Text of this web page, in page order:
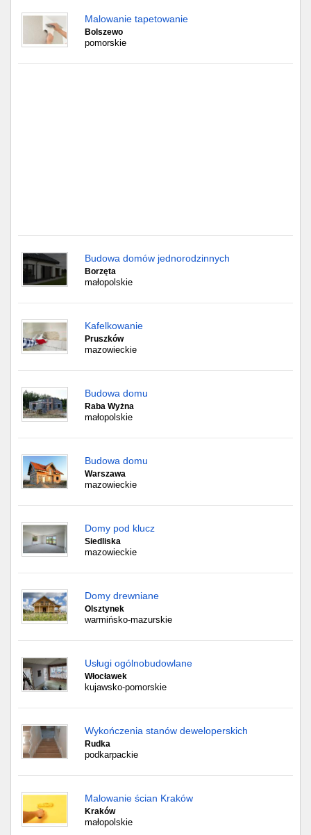
Malowanie tapetowanie
Bolszewo
pomorskie
Budowa domów jednorodzinnych
Borzęta
małopolskie
Kafelkowanie
Pruszków
mazowieckie
Budowa domu
Raba Wyżna
małopolskie
Budowa domu
Warszawa
mazowieckie
Domy pod klucz
Siedliska
mazowieckie
Domy drewniane
Olsztynek
warmińsko-mazurskie
Usługi ogólnobudowlane
Włocławek
kujawsko-pomorskie
Wykończenia stanów deweloperskich
Rudka
podkarpackie
Malowanie ścian Kraków
Kraków
małopolskie